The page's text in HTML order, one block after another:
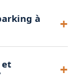
à
à
et